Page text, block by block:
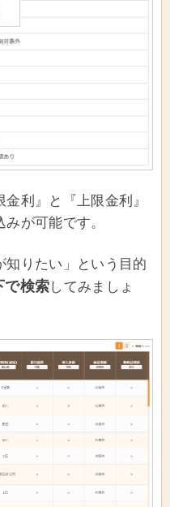
利』と『上限金利』
が可能です。
知りたい」という目的
で検索してみましょ